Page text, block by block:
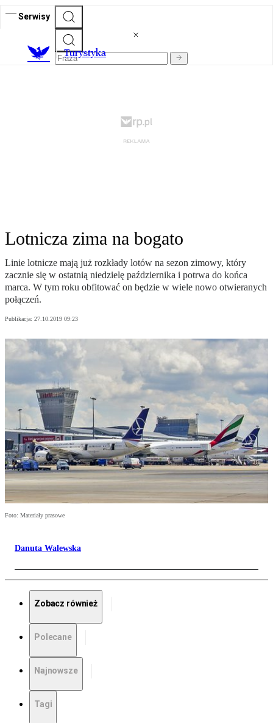
Serwisy
Turystyka
Lotnicza zima na bogato
Linie lotnicze mają już rozkłady lotów na sezon zimowy, który
zacznie się w ostatnią niedzielę października i potrwa do końca
marca. W tym roku obfitować on będzie w wiele nowo otwieranych
połączeń.
Publikacja: 27.10.2019 09:23
Foto: Materiały prasowe
Danuta Walewska
Zobacz również
Polecane
Najnowsze
Tagi